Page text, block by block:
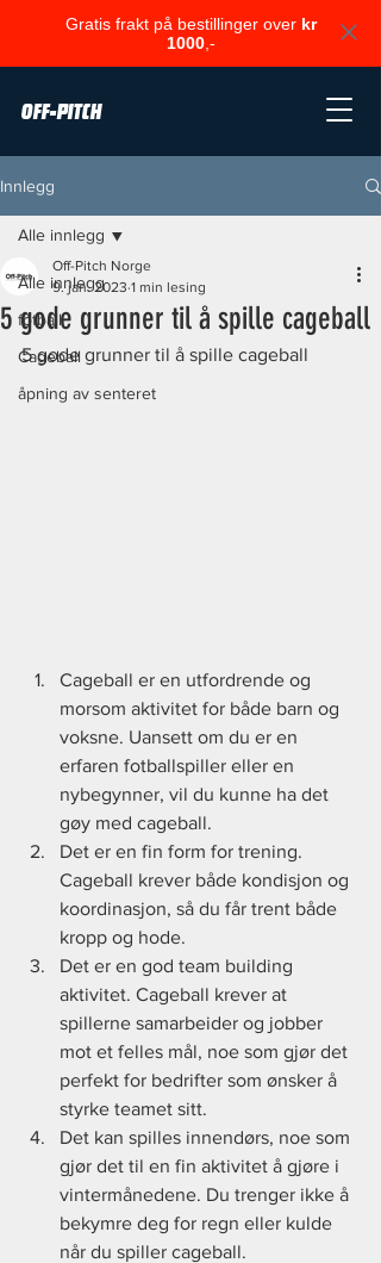
Gratis frakt på bestillinger over kr
1000,-
OFF-PITCH
Innlegg
Alle innlegg
fotball
Cageball
åpning av senteret
Alle innlegg
5 gode grunner til å spille cageball
Off-Pitch Norge
9. jan. 2023 1 min lesing
5 gode grunner til å spille cageball
Cageball er en utfordrende og
morsom aktivitet for både barn og
voksne. Uansett om du er en
erfaren fotballspiller eller en
nybegynner, vil du kunne ha det
gøy med cageball.
Det er en fin form for trening.
Cageball krever både kondisjon og
koordinasjon, så du får trent både
kropp og hode.
Det er en god team building
aktivitet. Cageball krever at
spillerne samarbeider og jobber
mot et felles mål, noe som gjør det
perfekt for bedrifter som ønsker å
styrke teamet sitt.
Det kan spilles innendørs, noe som
gjør det til en fin aktivitet å gjøre i
vintermånedene. Du trenger ikke å
bekymre deg for regn eller kulde
når du spiller cageball.